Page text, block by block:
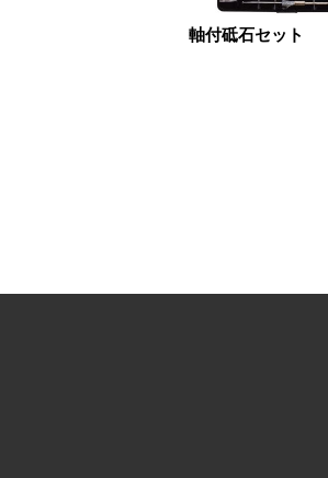
軸付砥石セット